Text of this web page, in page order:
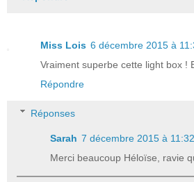
Miss Lois 6 décembre 2015 à
Vraiment superbe cette light box !
Répondre
Réponses
Sarah 7 décembre 2015 à 11:32
Merci beaucoup Héloïse, ravie